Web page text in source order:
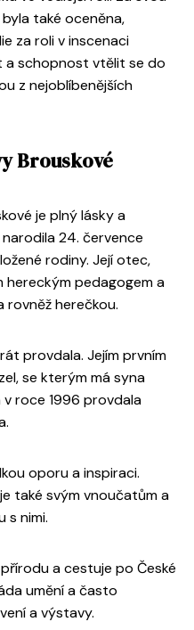
také oceněna,
za roli v inscenaci
a schopnost vtělit se do
z nejoblíbenějších
Brouskové
je plný lásky a
24. července
rodiny. Její otec,
hereckým pedagogem a
rovněž herečkou.
provdala. Jejím prvním
se kterým má syna
v roce 1996 provdala
oporu a inspiraci.
také svým vnoučatům a
s nimi.
a cestuje po České
umění a často
a výstavy.